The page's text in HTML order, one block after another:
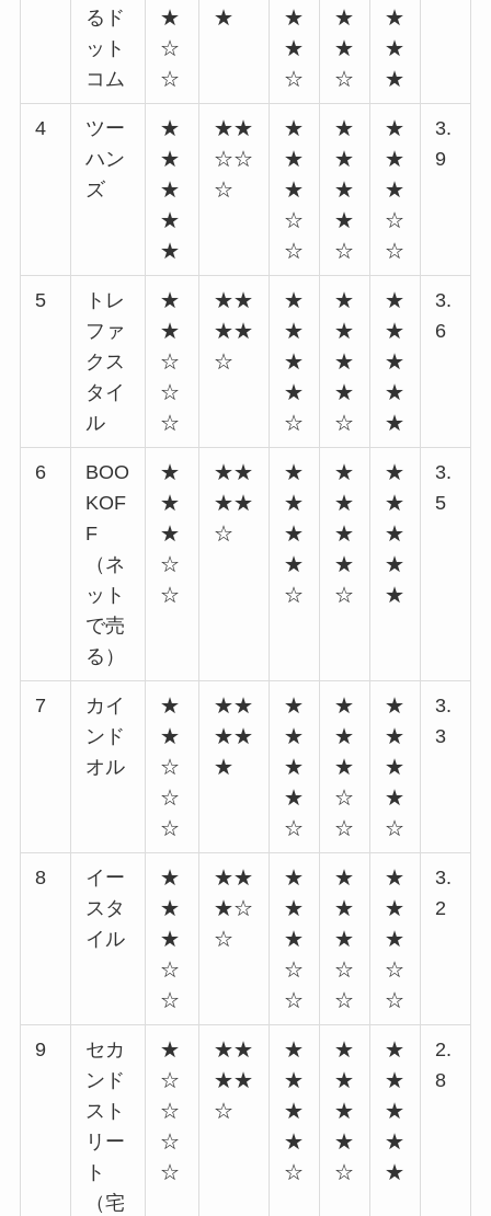
るド
ット
コム
★
☆
☆
★
★
★
☆
★
★
☆
★
★
★
4
ツー
ハン
ズ
★
★
★
★
★
★★
☆☆
☆
★
★
★
☆
☆
★
★
★
★
☆
★
★
★
☆
☆
3.
9
5
トレ
ファ
クス
タイ
ル
★
★
☆
☆
☆
★★
★★
☆
★
★
★
★
☆
★
★
★
★
☆
★
★
★
★
★
3.
6
6
BOO
KOF
F
（ネ
ット
で売
る）
★
★
★
☆
☆
★★
★★
☆
★
★
★
★
☆
★
★
★
★
☆
★
★
★
★
★
3.
5
7
カイ
ンド
オル
★
★
☆
☆
☆
★★
★★
★
★
★
★
★
☆
★
★
★
☆
☆
★
★
★
★
☆
3.
3
8
イー
スタ
イル
★
★
★
☆
☆
★★
★☆
☆
★
★
★
☆
☆
★
★
★
☆
☆
★
★
★
☆
☆
3.
2
9
セカ
ンド
スト
リー
ト
（宅
★
☆
☆
☆
☆
★★
★★
☆
★
★
★
★
☆
★
★
★
★
☆
★
★
★
★
★
2.
8